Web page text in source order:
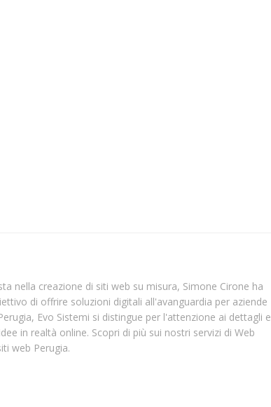
nella creazione di siti web su misura, Simone Cirone ha
di offrire soluzioni digitali all'avanguardia per aziende
Evo Sistemi si distingue per l'attenzione ai dettagli e
in realtà online. Scopri di più sui nostri servizi di Web
web Perugia.